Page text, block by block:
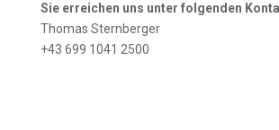
Sie erreichen uns unter folgenden
Thomas Sternberger
+43 699 1041 2500